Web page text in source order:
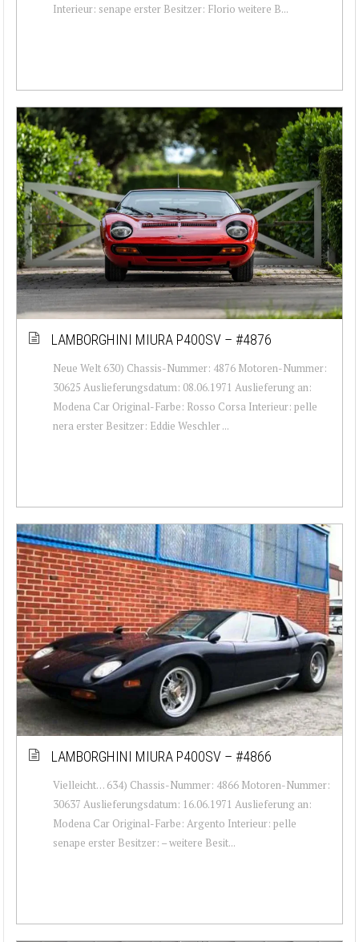
Interieur: senape erster Besitzer: Florio weitere B...
LAMBORGHINI MIURA P400SV – #4876
Neue Welt 630) Chassis-Nummer: 4876 Motoren-Nummer:
30625 Auslieferungsdatum: 08.06.1971 Auslieferung an:
Modena Car Original-Farbe: Rosso Corsa Interieur: pelle
nera erster Besitzer: Eddie Weschler ...
LAMBORGHINI MIURA P400SV – #4866
Vielleicht… 634) Chassis-Nummer: 4866 Motoren-Nummer:
30637 Auslieferungsdatum: 16.06.1971 Auslieferung an:
Modena Car Original-Farbe: Argento Interieur: pelle
senape erster Besitzer: – weitere Besit...